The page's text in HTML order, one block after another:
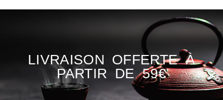
LIVRAISON OFFERTE À
PARTIR DE 59€